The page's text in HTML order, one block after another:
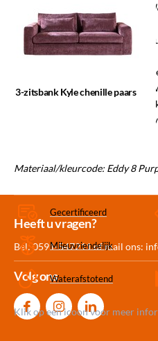
te beschermen met bijpassende
LET OP: Labelwise is
kleur en stof kunnen wij deze
kleur leveren. De inkoopprijs in
afgebeelde stof en kleur. Bij
of lager uitvallen, dit is
stoffen. De gemiddelde
Informeer naar de
Materiaal/kleurcode: Eddy 8
Gecertificeerd
Mileuvriendelijk
Waterafstotend
Klik op een icoon voor meer
3-zitsbank Kyle chenille paars
Meer dan 30.000
producten op voorraad
Heeft u vragen?
Bel: 0591-547211 of mail ons:
Volg ons